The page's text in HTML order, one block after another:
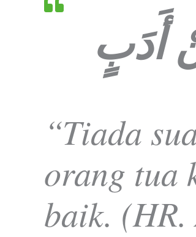
أَدَبٍ
“Tiada
orang tua
baik.